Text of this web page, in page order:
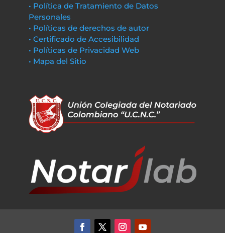
• Política de Tratamiento de Datos
Personales
• Políticas de derechos de autor
• Certificado de Accesibilidad
• Políticas de Privacidad Web
• Mapa del Sitio